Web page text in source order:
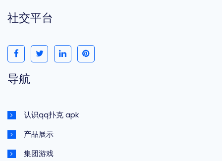
社交平台
导航
认识qq扑克 apk
产品展示
集团游戏